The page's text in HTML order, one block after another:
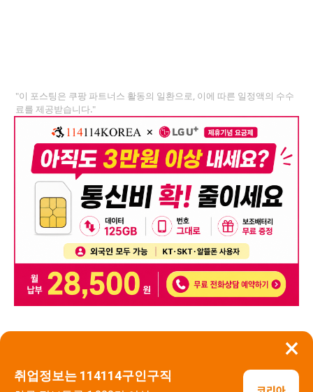
×
취업정보는 114114구인구직
"이 포스팅은 쿠팡 파트너스 활동의 일환으로, 이에 따른 일정액의 수수
료를 제공받습니다."